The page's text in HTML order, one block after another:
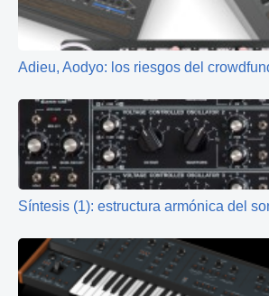
Adieu, Aodyo: los riesgos del
Síntesis (1): estructura armónica del